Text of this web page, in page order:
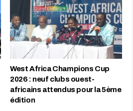
West Africa Champions Cup
2026 : neuf clubs ouest-
africains attendus pour la 5ème
édition